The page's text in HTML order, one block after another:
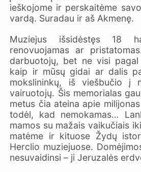
ieškojome ir perskaitėme
vardą. Suradau ir aš Akmenę.
Muziejus išsidėstęs
renovuojamas ar
darbuotojų, bet ne visi
kaip ir mūsų gidai ar dalis
mokslininkų, iš viešbučio į
vairuotojų. Šis memorialas
metus čia ateina apie
todėl, kad nemokamas…
mamos su mažais vaikučiais
matėme ir kituose Žydų
Herclio muziejuose.
nesuvaidinsi – ji Jeruzalės